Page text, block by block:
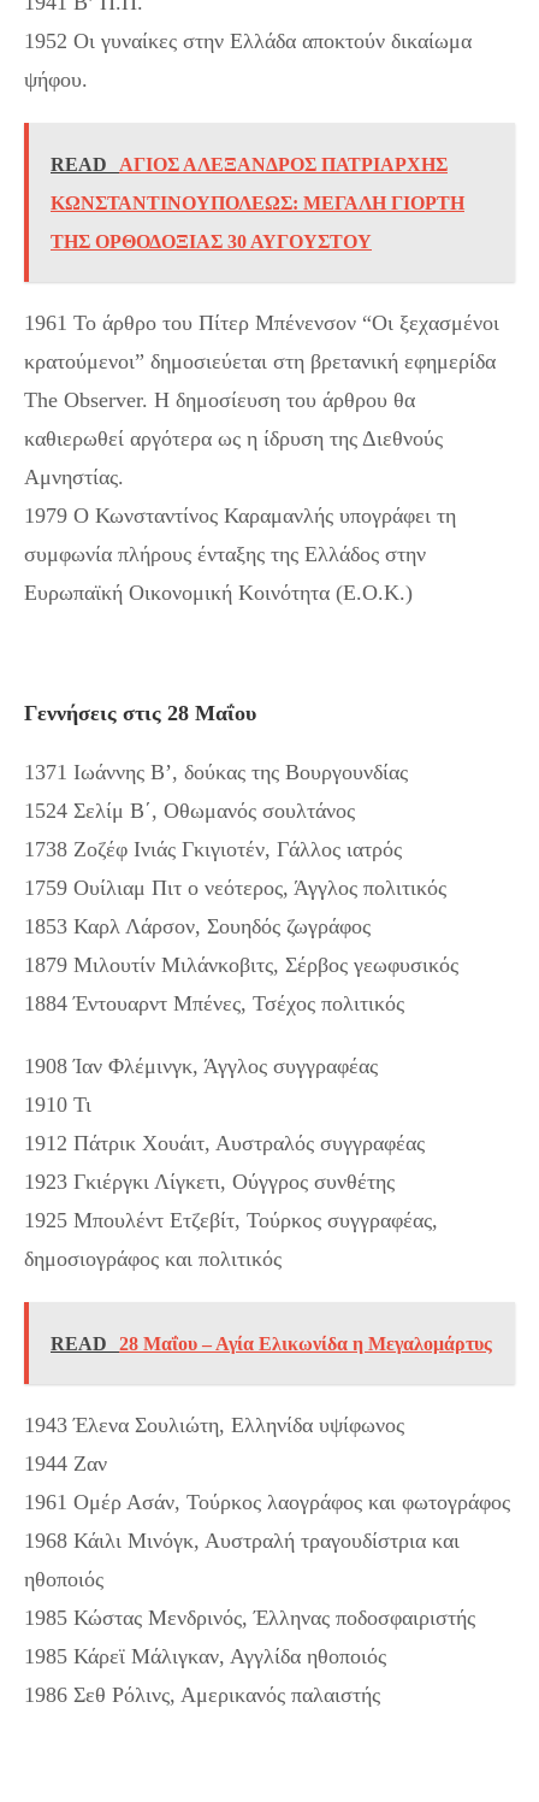
1952 Οι γυναίκες στην Ελλάδα αποκτούν δικαίωμα
ψήφου.
READ
ΑΓΙΟΣ ΑΛΕΞΑΝΔΡΟΣ ΠΑΤΡΙΑΡΧΗΣ
ΚΩΝΣΤΑΝΤΙΝΟΥΠΟΛΕΩΣ: ΜΕΓΑΛΗ ΓΙΟΡΤΗ
ΤΗΣ ΟΡΘΟΔΟΞΙΑΣ 30 ΑΥΓΟΥΣΤΟΥ
1961 Το άρθρο του Πίτερ Μπένενσον “Οι ξεχασμένοι
κρατούμενοι” δημοσιεύεται στη βρετανική εφημερίδα
The Observer. Η δημοσίευση του άρθρου θα
καθιερωθεί αργότερα ως η ίδρυση της Διεθνούς
Αμνηστίας.
1979 Ο Κωνσταντίνος Καραμανλής υπογράφει τη
συμφωνία πλήρους ένταξης της Ελλάδος στην
Ευρωπαϊκή Οικονομική Κοινότητα (Ε.Ο.Κ.)
Γεννήσεις στις 28 Μαΐου
1371 Ιωάννης Β’, δούκας της Βουργουνδίας
1524 Σελίμ Β΄, Οθωμανός σουλτάνος
1738 Ζοζέφ Ινιάς Γκιγιοτέν, Γάλλος ιατρός
1759 Ουίλιαμ Πιτ ο νεότερος, Άγγλος πολιτικός
1853 Καρλ Λάρσον, Σουηδός ζωγράφος
1879 Μιλουτίν Μιλάνκοβιτς, Σέρβος γεωφυσικός
1884 Έντουαρντ Μπένες, Τσέχος πολιτικός
1908 Ίαν Φλέμινγκ, Άγγλος συγγραφέας
1910 Τι
1912 Πάτρικ Χουάιτ, Αυστραλός συγγραφέας
1923 Γκιέργκι Λίγκετι, Ούγγρος συνθέτης
1925 Μπουλέντ Ετζεβίτ, Τούρκος συγγραφέας,
δημοσιογράφος και πολιτικός
READ 28 Μαΐου – Αγία Ελικωνίδα η Μεγαλομάρτυς
1943 Έλενα Σουλιώτη, Ελληνίδα υψίφωνος
1944 Ζαν
1961 Ομέρ Ασάν, Τούρκος λαογράφος και φωτογράφος
1968 Κάιλι Μινόγκ, Αυστραλή τραγουδίστρια και
ηθοποιός
1985 Κώστας Μενδρινός, Έλληνας ποδοσφαιριστής
1985 Κάρεϊ Μάλιγκαν, Αγγλίδα ηθοποιός
1986 Σεθ Ρόλινς, Αμερικανός παλαιστής